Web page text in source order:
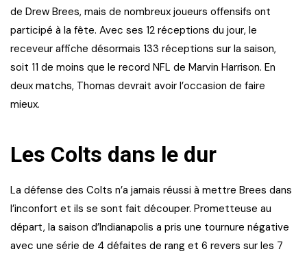
de Drew Brees, mais de nombreux joueurs offensifs ont
participé à la fête. Avec ses 12 réceptions du jour, le
receveur affiche désormais 133 réceptions sur la saison,
soit 11 de moins que le record NFL de Marvin Harrison. En
deux matchs, Thomas devrait avoir l’occasion de faire
mieux.
Les Colts dans le dur
La défense des Colts n’a jamais réussi à mettre Brees dans
l’inconfort et ils se sont fait découper. Prometteuse au
départ, la saison d’Indianapolis a pris une tournure négative
avec une série de 4 défaites de rang et 6 revers sur les 7